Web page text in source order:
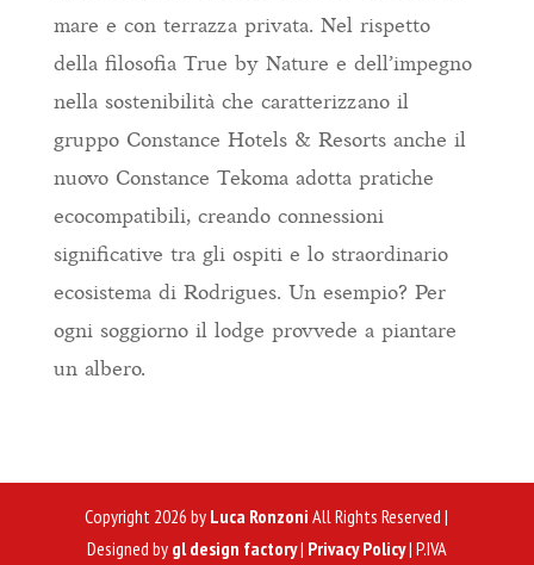
mare e con terrazza privata. Nel rispetto
della filosofia True by Nature e dell’impegno
nella sostenibilità che caratterizzano il
gruppo Constance Hotels & Resorts anche il
nuovo Constance Tekoma adotta pratiche
ecocompatibili, creando connessioni
significative tra gli ospiti e lo straordinario
ecosistema di Rodrigues. Un esempio? Per
ogni soggiorno il lodge provvede a piantare
un albero.
Copyright 2026 by Luca Ronzoni All Rights Reserved |
Designed by gl design factory| Privacy Policy| P.IVA